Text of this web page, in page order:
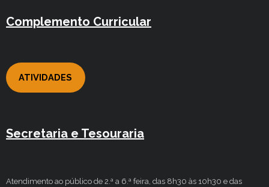
Complemento Curricular
ATIVIDADES
Secretaria e Tesouraria
Atendimento ao público de 2.ª a 6.ª feira, das 8h30 às 10h30 e das